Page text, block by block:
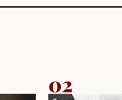
02